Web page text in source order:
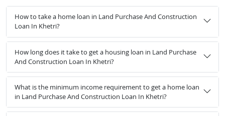
How to take a home loan in Land Purchase And Construction
Loan In Khetri?
How long does it take to get a housing loan in Land Purchase
And Construction Loan In Khetri?
What is the minimum income requirement to get a home loan
in Land Purchase And Construction Loan In Khetri?